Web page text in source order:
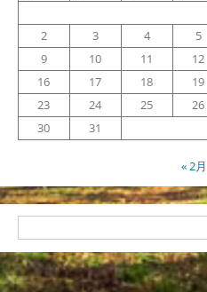
2
3 4 5
9
10 11 12
16
17 18 19
23
24 25 26
30
31
« 2月
索